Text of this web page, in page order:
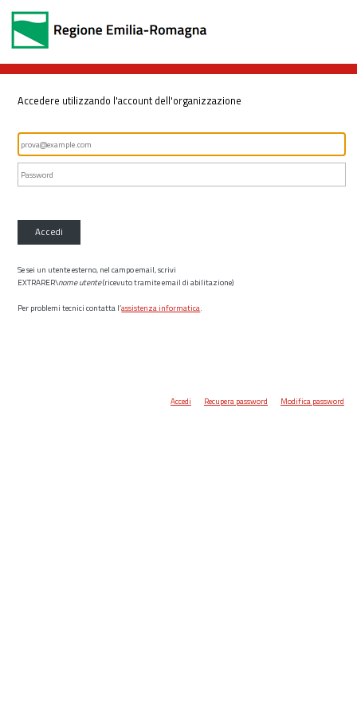
Accedere utilizzando l'account dell'organizzazione
Accedi
Se sei un utente esterno, nel campo email, scrivi
EXTRARER\nome utente(ricevuto tramite email di abilitazione)
Per problemi tecnici contatta l’assistenza informatica.
Accedi Recupera password Modifica password